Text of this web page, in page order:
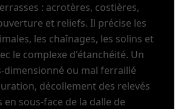
: acrotères, costières,
et reliefs. Il précise les
les chaînages, les solins et
le complexe d'étanchéité. Un
dimensionné ou mal ferraillé
décollement des relevés
sous-face de la dalle de